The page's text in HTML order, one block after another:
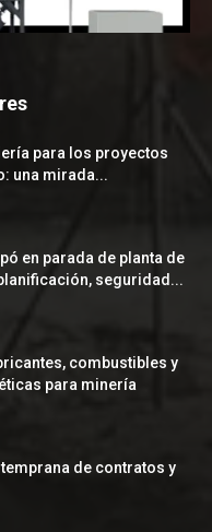
para los proyectos
una mirada...
en parada de planta de
seguridad...
combustibles y
para minería
de contratos y